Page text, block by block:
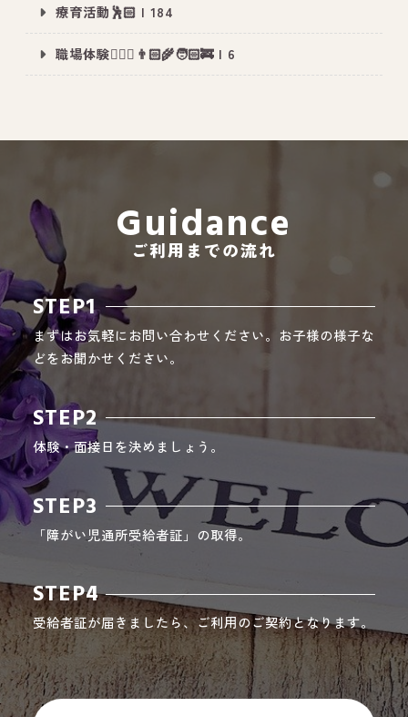
Instagram 事業所紹介動画
CEO BLOG
オールピース代表の部屋
療育活動🕺🏻 | 184
職場体験👮🏻‍♀️👨🏻‍🌾🧑🏻‍🚒 | 6
Guidance
ご利用までの流れ
STEP1
まずはお気軽にお問い合わせください。お子様の様子な
どをお聞かせください。
STEP2
体験・面接日を決めましょう。
STEP3
「障がい児通所受給者証」の取得。
STEP4
受給者証が届きましたら、ご利用のご契約となります。